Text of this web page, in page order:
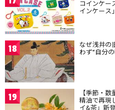
コインケー
インケース
18 なぜ浅井の
わず“自分
19 【季節・
精油で再現
イ&茶」新